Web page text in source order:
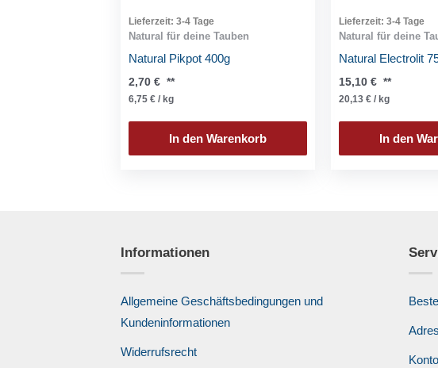
Lieferzeit: 3-4 Tage
Natural für deine Tauben
Natural Pikpot 400g
2,70 € **
6,75 € / kg
In den Warenkorb
Lieferzeit: 3-4 Tage
Natural für deine
Natural Electrolit
15,10 € **
20,13 € / kg
In den
Informationen
Allgemeine Geschäftsbedingungen und
Kundeninformationen
Widerrufsrecht